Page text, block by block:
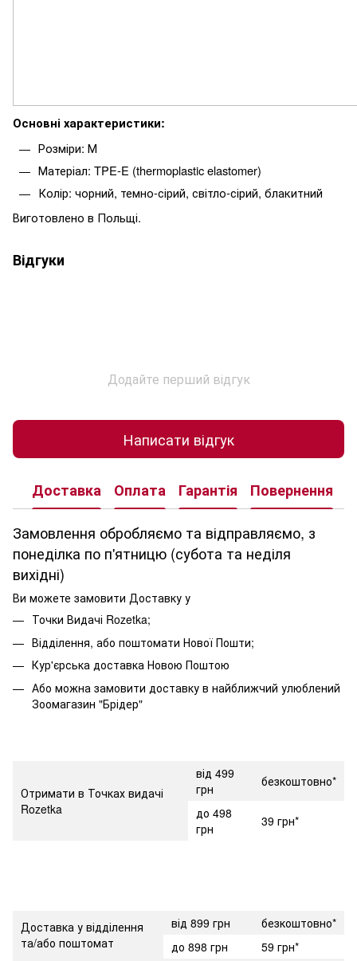
Основні характеристики:
Розміри: М
Матеріал: TPE-E (thermoplastic elastomer)
Колір: чорний, темно-сірий, світло-сірий, блакитний
Виготовлено в Польщі.
Відгуки
Додайте перший відгук
Написати відгук
Доставка Оплата Гарантія Повернення
Замовлення обробляємо та відправляємо, з
понеділка по п'ятницю (субота та неділя
вихідні)
Ви можете замовити Доставку у
Точки Видачі Rozetka;
Відділення, або поштомати Нової Пошти;
Кур'єрська доставка Новою Поштою
Або можна замовити доставку в найближчий улюблений
Зоомагазин "Брідер"
Отримати в Точках видачі
Rozetka
від 499
грн
безкоштовно*
до 498
грн
39 грн*
Доставка у відділення
та/або поштомат
від 899 грн
безкоштовно*
до 898 грн
59 грн*